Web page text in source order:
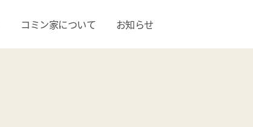
コミン家について お知らせ